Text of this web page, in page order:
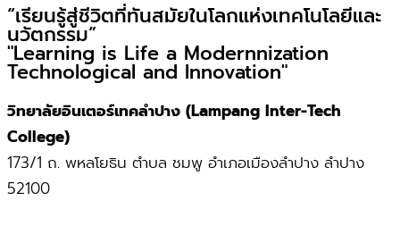
“เรียนรู้สู่ชีวิตที่ทันสมัยในโลกแห่งเทคโนโลยีและ
นวัตกรรม”
"Learning is Life a Modernnization
Technological and Innovation"
วิทยาลัยอินเตอร์เทคลำปาง (Lampang Inter-Tech
College)
173/1 ถ. พหลโยธิน ตำบล ชมพู อำเภอเมืองลำปาง ลำปาง
52100